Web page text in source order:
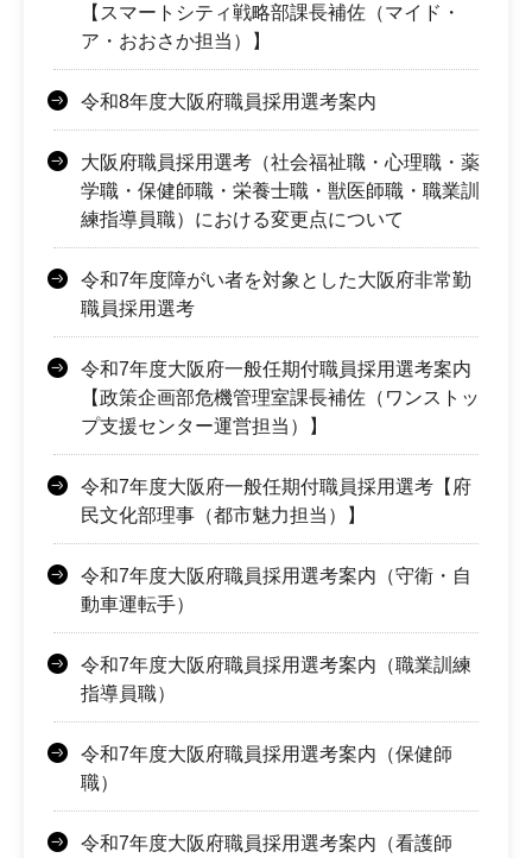
【スマートシティ戦略部課長補佐（マイド・
ア・おおさか担当）】
令和8年度大阪府職員採用選考案内
大阪府職員採用選考（社会福祉職・心理職・薬
学職・保健師職・栄養士職・獣医師職・職業訓
練指導員職）における変更点について
令和7年度障がい者を対象とした大阪府非常勤
職員採用選考
令和7年度大阪府一般任期付職員採用選考案内
【政策企画部危機管理室課長補佐（ワンストッ
プ支援センター運営担当）】
令和7年度大阪府一般任期付職員採用選考【府
民文化部理事（都市魅力担当）】
令和7年度大阪府職員採用選考案内（守衛・自
動車運転手）
令和7年度大阪府職員採用選考案内（職業訓練
指導員職）
令和7年度大阪府職員採用選考案内（保健師
職）
令和7年度大阪府職員採用選考案内（看護師